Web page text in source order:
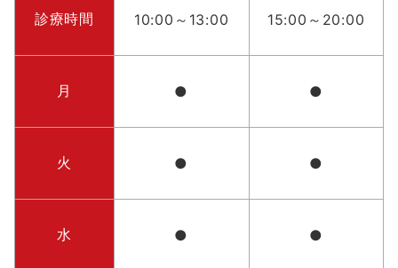
診療時間 10:00～13:00 15:00～20:00
月 ● ●
火 ● ●
水 ● ●